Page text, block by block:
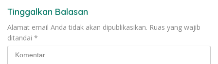
Tinggalkan Balasan
Alamat email Anda tidak akan dipublikasikan. Ruas yang wajib
ditandai *